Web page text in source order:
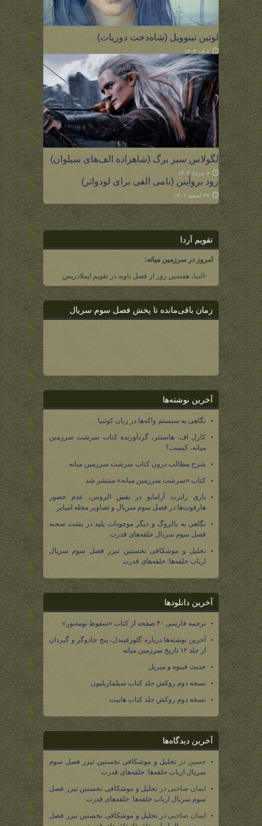
لوتین تینوویل (شاه‌دخت دوریات)
۸ آذر ۱۴۰۳
لگولاس سبز برگ (شاهزاده الف‌های سیلوان)
۷ خرداد ۱۴۰۳
رود بروآینن (نامی الفی برای لودواتر)
۲۷ اسفند ۱۴۰۱
تقویم آردا
امروز در سرزمین میانه:
-النیا، هفتمین روز از فصل یاویه در تقویم ایملادریس.
زمان باقی‌مانده تا پخش فصل سوم سریال
آخرین نوشته‌ها
نگاهی به سیستم واکه‌ها در زبان کوئنیا
کارل اف. هاستتر، گردآورنده کتاب سرشت سرزمین
میانه، کیست؟
شرح مطالب درون کتاب سرشت سرزمین میانه
کتاب «سرشت سرزمین میانه» منتشر شد
بازی رابرت آرامایو در نقش الروس، عدم حضور
هارفوت‌ها در فصل سوم سریال و تصاویر مجله امپایر
نگاهی به بالروگ و دیگر موجودات پلید در پشت صحنه
فصل سوم سریال حلقه‌های قدرت
تحلیل و موشکافی نخستین تیزر فصل سوم سریال
ارباب حلقه‌ها: حلقه‌های قدرت
آخرین دانلودها
ترجمه فارسی ۴۰ صفحه از کتاب «سقوط نومه‌نور»
آخرین نوشته‌ها درباره گلورفیندل، پنج جادوگر و گیردان
از جلد ۱۲ تاریخ سرزمین میانه
حدیث فینوه و میریل
نسخه دوم روکش جلد کتاب سیلماریلیون
نسخه دوم روکش جلد کتاب هابیت
آخرین دیدگاه‌ها
حسین در تحلیل و موشکافی نخستین تیزر فصل سوم
سریال ارباب حلقه‌ها: حلقه‌های قدرت
ایمان صاحبی در تحلیل و موشکافی نخستین تیزر فصل
سوم سریال ارباب حلقه‌ها: حلقه‌های قدرت
ایمان صاحبی در تحلیل و موشکافی نخستین تیزر فصل